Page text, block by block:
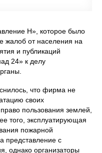
Н», которое было
жалоб от населения на
и публикаций
24» к делу
что фирма не
своих
пользования землей,
того, эксплуатирующая
пожарной
представление с
однако организаторы